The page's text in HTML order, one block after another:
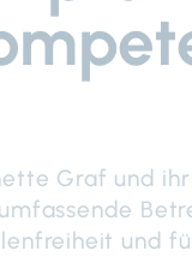
Graf und
und